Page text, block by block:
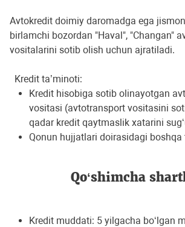
Avtokredit doimiy daromadga ega
birlamchi bozordan "Haval", "Changan"
vositalarini sotib olish uchun ajratiladi.
Kredit ta’minoti:
Kredit hisobiga sotib olinayotgan
vositasi (avtotransport vositasini
qadar kredit qaytmaslik xatarini
Qonun hujjatlari doirasidagi boshqa
Qo‘shimcha
Kredit muddati: 5 yilgacha bo‘lgan